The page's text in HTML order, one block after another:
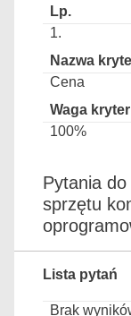
1.
Cena
100%
Pytania
sprzętu
Lista pytań
Brak